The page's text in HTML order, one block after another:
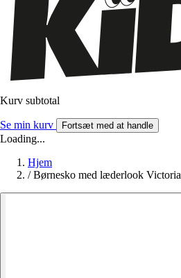
Kurv subtotal
Se min kurv Fortsæt med at handle
Loading...
Hjem
/ Børnesko med læderlook Victoria